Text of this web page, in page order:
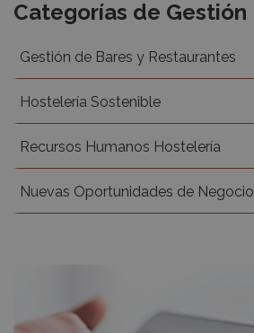
Recursos
Categorías de
Gestión de Bares y Restaurantes
Hostelería Sostenible
Recursos Humanos Hostelería
Nuevas Oportunidades de Negocio